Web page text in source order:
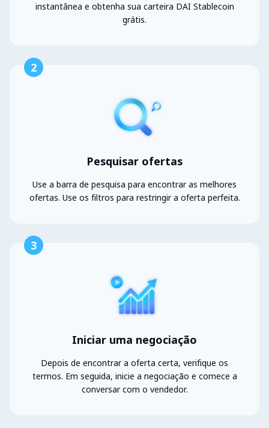
instantânea e obtenha sua carteira DAI Stablecoin
grátis.
2
Pesquisar ofertas
Use a barra de pesquisa para encontrar as melhores
ofertas. Use os filtros para restringir a oferta perfeita.
3
Iniciar uma negociação
Depois de encontrar a oferta certa, verifique os
termos. Em seguida, inicie a negociação e comece a
conversar com o vendedor.